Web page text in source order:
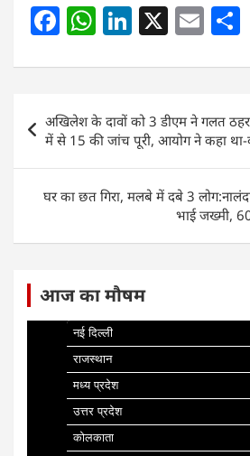
F
c
e
b
o
o
W
at
s
A
p
p
Li
k
e
dI
n
X E
ai
l
Post
navigation
अखिलेश के दावों को 3 डीएम ने गलत
में से 15 की जांच पूरी, आयोग ने कहा था-
घर का छत गिरा, मलबे में दबे 3
भाई जख्मी,
आज का मौषम
नई दिल्ली
राजस्थान
मध्य प्रदेश
उत्तर प्रदेश
कोलकाता